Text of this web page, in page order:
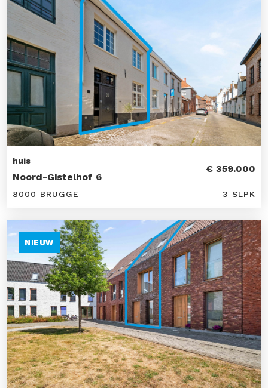
huis
Noord-Gistelhof 6
€ 359.000
8000 BRUGGE 3 SLPK
NIEUW